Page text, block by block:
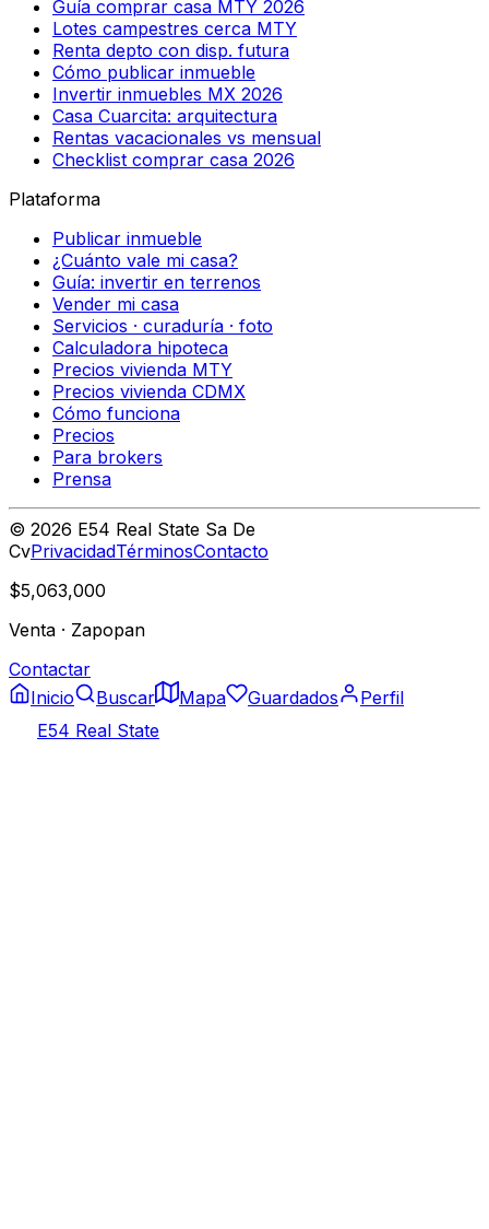
Guía comprar casa MTY 2026
Lotes campestres cerca MTY
Renta depto con disp. futura
Cómo publicar inmueble
Invertir inmuebles MX 2026
Casa Cuarcita: arquitectura
Rentas vacacionales vs mensual
Checklist comprar casa 2026
Plataforma
Publicar inmueble
¿Cuánto vale mi casa?
Guía: invertir en terrenos
Vender mi casa
Servicios · curaduría · foto
Calculadora hipoteca
Precios vivienda MTY
Precios vivienda CDMX
Cómo funciona
Precios
Para brokers
Prensa
© 2026 E54 Real State Sa De
CvPrivacidadTérminosContacto
$5,063,000
Venta · Zapopan
Contactar
Inicio
Buscar Mapa Guardados
Perfil
E54 Real State